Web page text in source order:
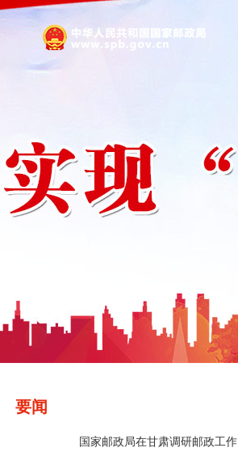
要闻
国家邮政局在甘肃调研邮政工作